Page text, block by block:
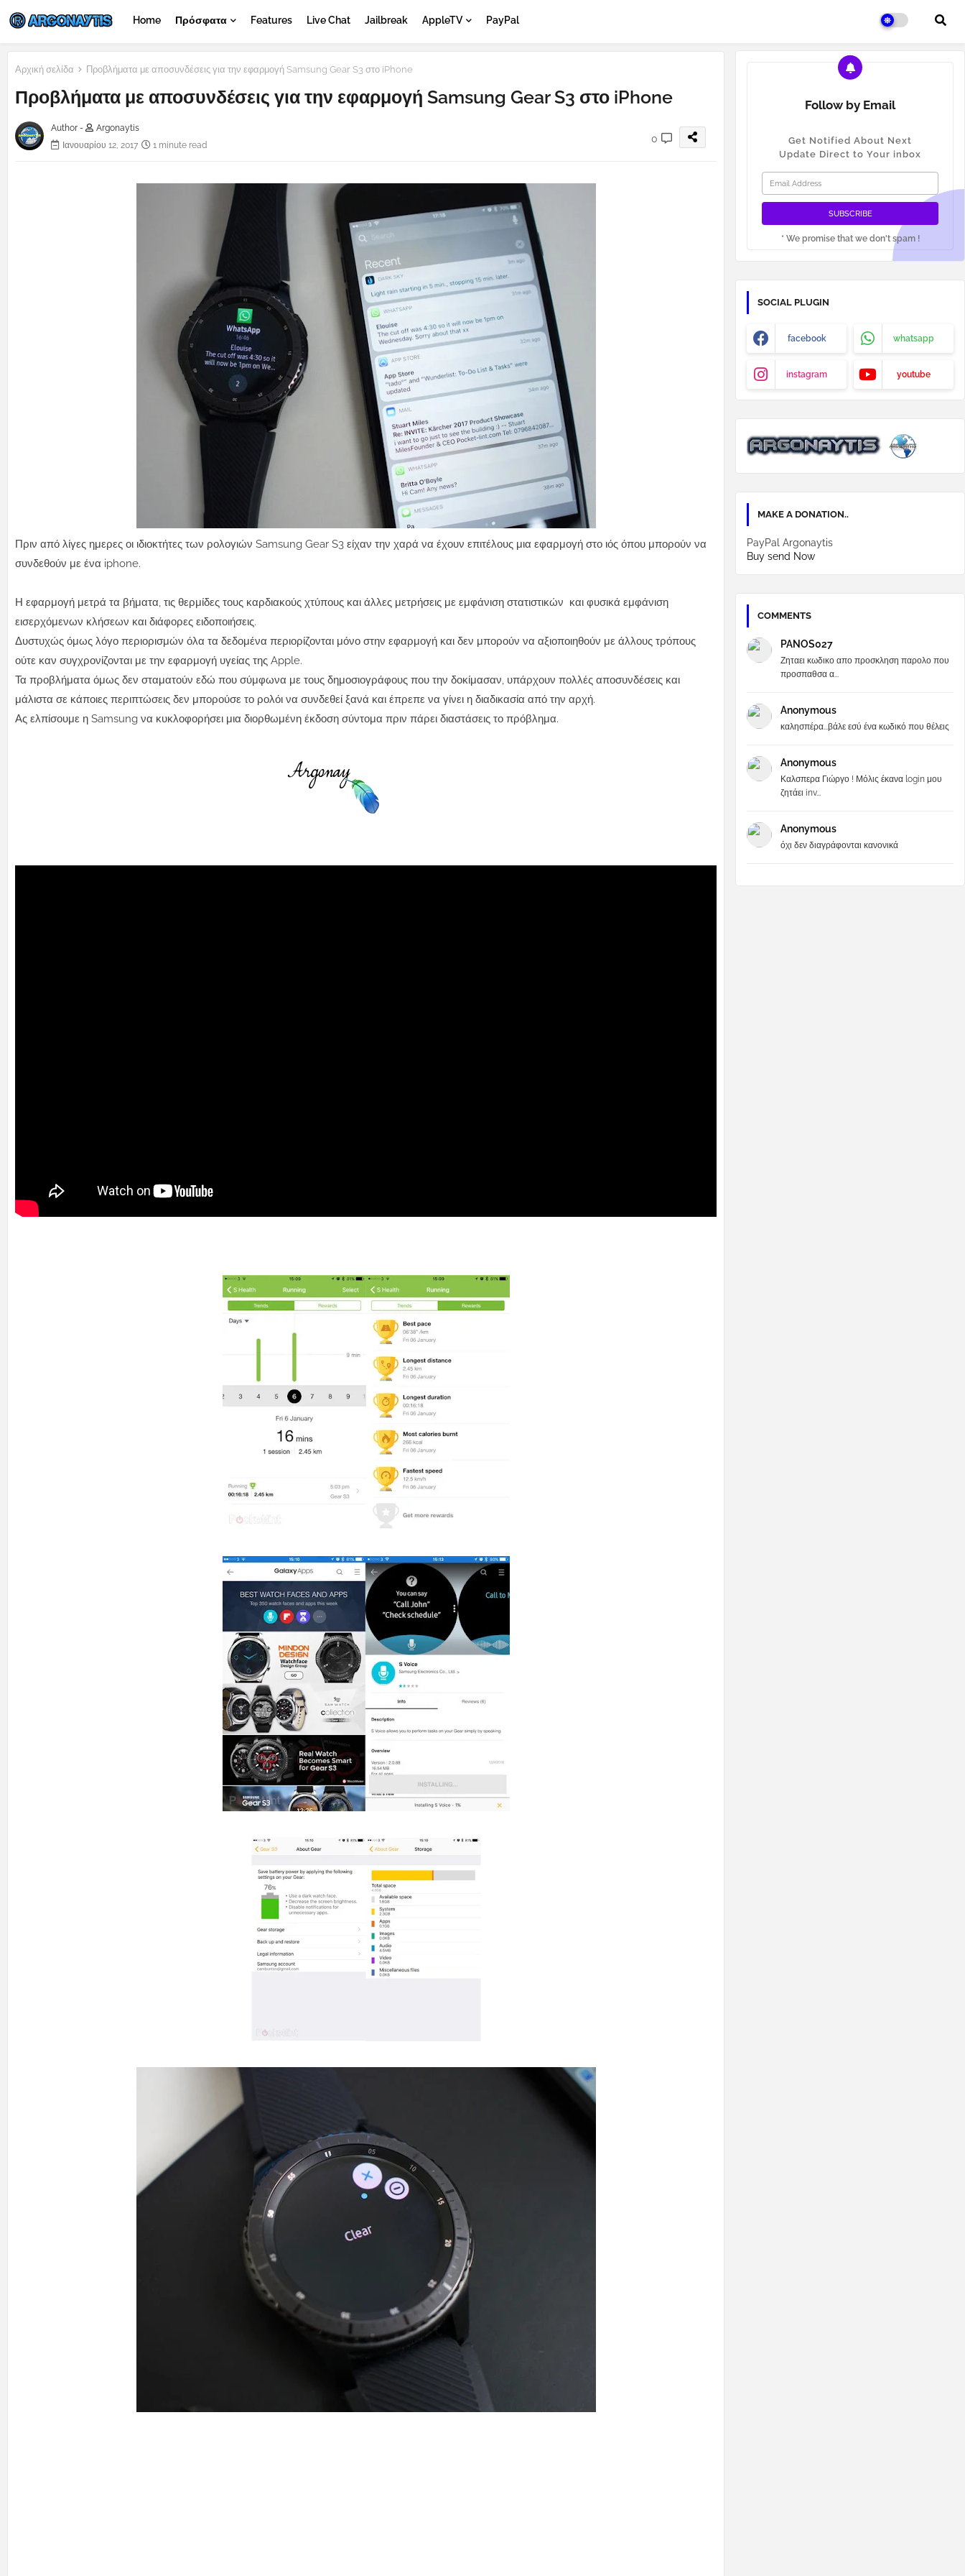
Home Πρόσφατα Features Live Chat Jailbreak AppleTV PayPal
Αρχική σελίδα Προβλήματα με αποσυνδέσεις για την εφαρμογή Samsung Gear S3 στο iPhone
Προβλήματα με αποσυνδέσεις για την εφαρμογή Samsung Gear S3 στο iPhone
Author -
Argonaytis
Ιανουαρίου 12, 2017
1 minute read
0
Πριν από λίγες ημερες οι ιδιοκτήτες των ρολογιών Samsung Gear S3 είχαν την χαρά να έχουν επιτέλους μια εφαρμογή στο ιός όπου μπορούν να
συνδεθούν με ένα iphone.
Η εφαρμογή μετρά τα βήματα, τις θερμίδες τους καρδιακούς χτύπους και άλλες μετρήσεις με εμφάνιση στατιστικών και φυσικά εμφάνιση
εισερχόμενων κλήσεων και διάφορες ειδοποιήσεις.
Δυστυχώς όμως λόγο περιορισμών όλα τα δεδομένα περιορίζονται μόνο στην εφαρμογή και δεν μπορούν να αξιοποιηθούν με άλλους τρόπους
ούτε καν συγχρονίζονται με την εφαρμογή υγείας της Apple.
Τα προβλήματα όμως δεν σταματούν εδώ που σύμφωνα με τους δημοσιογράφους που την δοκίμασαν, υπάρχουν πολλές αποσυνδέσεις και
μάλιστα σε κάποιες περιπτώσεις δεν μπορούσε το ρολόι να συνδεθεί ξανά και έπρεπε να γίνει η διαδικασία από την αρχή.
Ας ελπίσουμε η Samsung να κυκλοφορήσει μια διορθωμένη έκδοση σύντομα πριν πάρει διαστάσεις το πρόβλημα.
Follow by Email
Get Notified About Next
Update Direct to Your inbox
* We promise that we don't spam !
SOCIAL PLUGIN
facebook whatsapp
instagram youtube
MAKE A DONATION..
PayPal Argonaytis
Buy send Now
COMMENTS
PANOS027
Ζηταει κωδικο απο προσκληση παρολο που
προσπαθσα α...
Anonymous
καλησπέρα...βάλε εσύ ένα κωδικό που θέλεις
Anonymous
Καλσπερα Γιώργο ! Μόλις έκανα login μου
ζητάει inv...
Anonymous
όχι δεν διαγράφονται κανονικά